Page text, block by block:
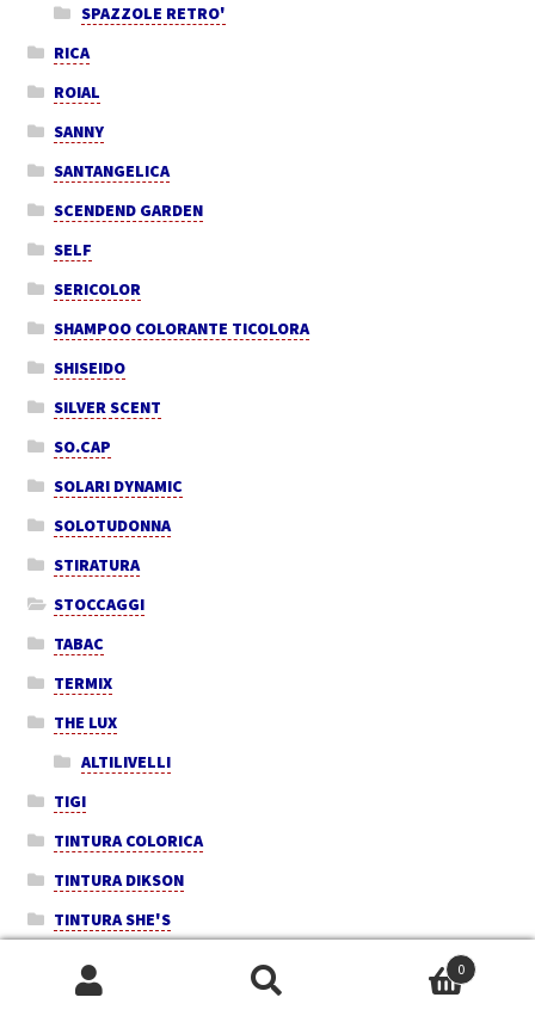
SPAZZOLE RETRO'
RICA
ROIAL
SANNY
SANTANGELICA
SCENDEND GARDEN
SELF
SERICOLOR
SHAMPOO COLORANTE TICOLORA
SHISEIDO
SILVER SCENT
SO.CAP
SOLARI DYNAMIC
SOLOTUDONNA
STIRATURA
STOCCAGGI
TABAC
TERMIX
THE LUX
ALTILIVELLI
TIGI
TINTURA COLORICA
TINTURA DIKSON
TINTURA SHE'S
Truss DEBORAH
0